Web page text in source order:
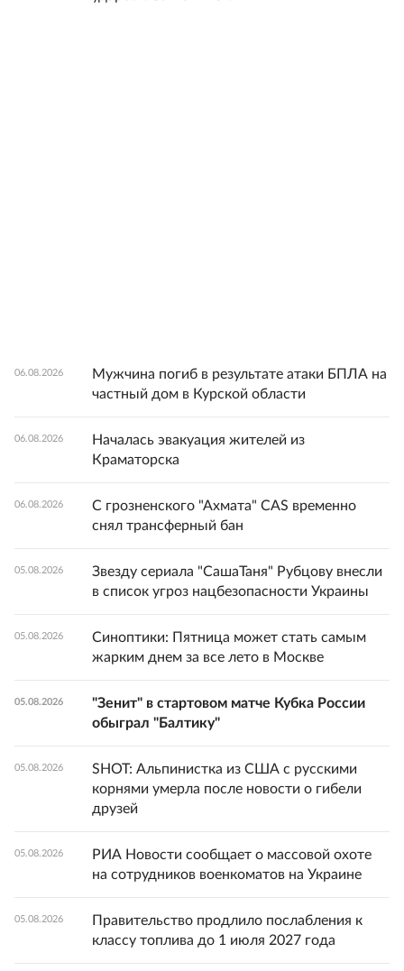
06.08.2026
Мужчина погиб в результате атаки БПЛА на
частный дом в Курской области
06.08.2026
Началась эвакуация жителей из
Краматорска
06.08.2026
С грозненского "Ахмата" CAS временно
снял трансферный бан
05.08.2026
Звезду сериала "СашаТаня" Рубцову внесли
в список угроз нацбезопасности Украины
05.08.2026
Синоптики: Пятница может стать самым
жарким днем за все лето в Москве
05.08.2026
"Зенит" в стартовом матче Кубка России
обыграл "Балтику"
05.08.2026
SHOT: Альпинистка из США с русскими
корнями умерла после новости о гибели
друзей
05.08.2026
РИА Новости сообщает о массовой охоте
на сотрудников военкоматов на Украине
05.08.2026
Правительство продлило послабления к
классу топлива до 1 июля 2027 года